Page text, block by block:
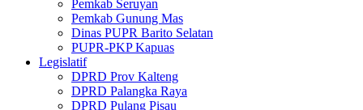
Pemkab Seruyan
Pemkab Gunung Mas
Dinas PUPR Barito Selatan
PUPR-PKP Kapuas
Legislatif
DPRD Prov Kalteng
DPRD Palangka Raya
DPRD Pulang Pisau